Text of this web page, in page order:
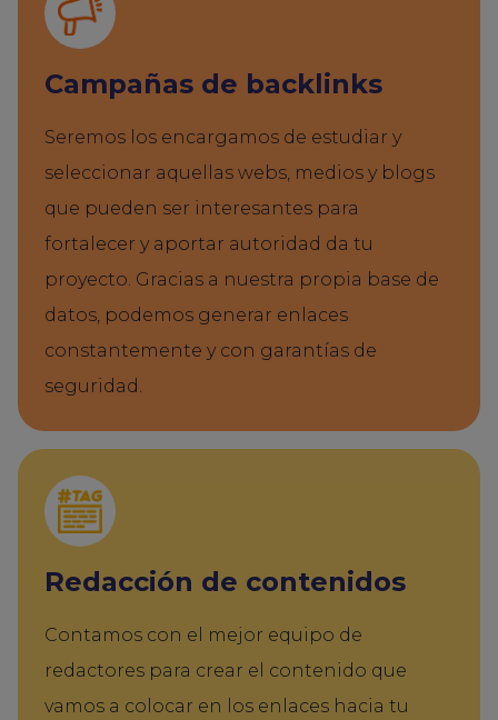
Campañas de backlinks
Seremos los encargamos de estudiar y
seleccionar aquellas webs, medios y blogs
que pueden ser interesantes para
fortalecer y aportar autoridad da tu
proyecto. Gracias a nuestra propia base de
datos, podemos generar enlaces
constantemente y con garantías de
seguridad.
Redacción de contenidos
Contamos con el mejor equipo de
redactores para crear el contenido que
vamos a colocar en los enlaces hacia tu